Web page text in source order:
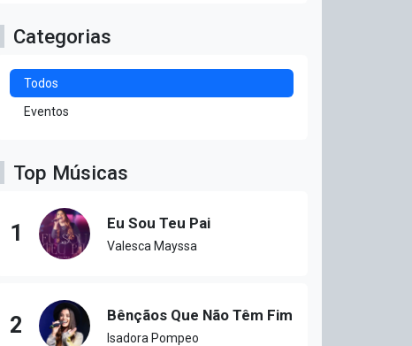
Categorias
Todos
Eventos
Top Músicas
1 Eu Sou Teu Pai
Valesca Mayssa
2 Bênçãos Que Não Têm Fim
Isadora Pompeo